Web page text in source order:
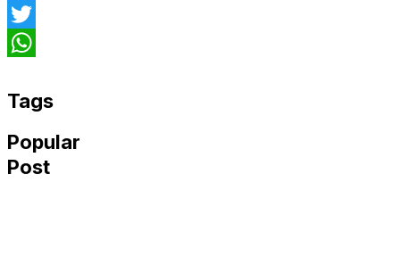
Facebook
Twitter
Tags
Popular
Post